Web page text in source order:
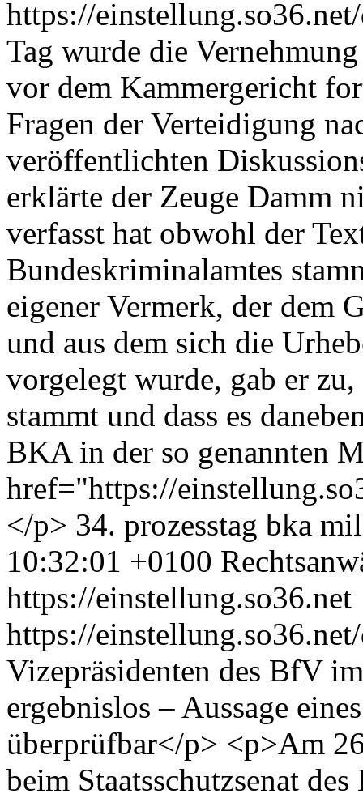
https://
Tag wurde die
vor dem Kammergericht
Fragen der Verteidigung
veröffentlichten
erklärte der Zeuge Damm
verfasst hat obwohl der
Bundeskriminalamtes
eigener Vermerk, der dem
und aus dem sich die
vorgelegt wurde, gab er
stammt und dass es
BKA in der so genannten
href="https://
</p> 34. prozesstag bka
10:32:01 +0100
https://einstellung.so36.net
https://
Vizepräsidenten des BfV
ergebnislos – Aussage
überprüfbar</p> <p>Am
beim Staatsschutzsenat